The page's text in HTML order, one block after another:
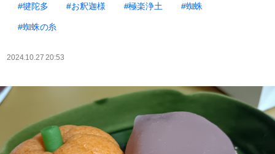
#犍陀多
#お釈迦様 #極楽浄土 #蜘蛛
#蜘蛛の糸
2024.10.27 20:53